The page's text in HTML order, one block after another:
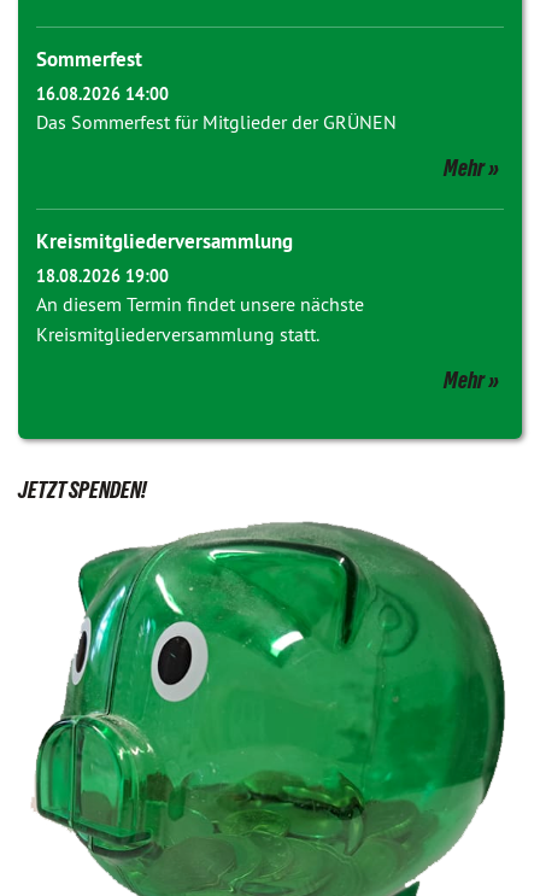
Sommerfest
16.08.2026 14:00
Das Sommerfest für Mitglieder der GRÜNEN
Mehr
Kreismitgliederversammlung
18.08.2026 19:00
An diesem Termin findet unsere nächste
Kreismitgliederversammlung statt.
Mehr
JETZT SPENDEN!